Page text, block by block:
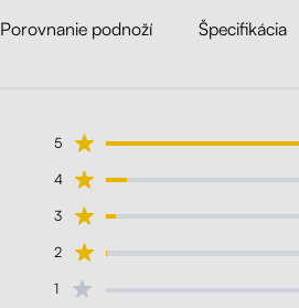
Porovnanie podnoží Špecifikácia
5
4
3
2
1